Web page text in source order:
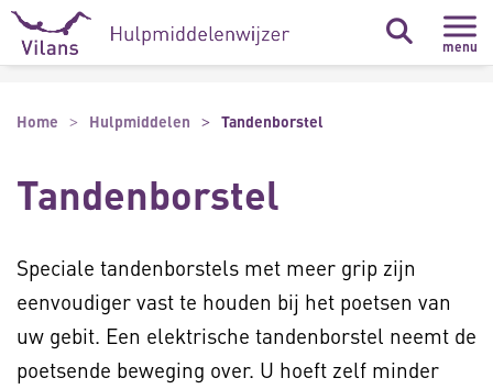
Naar hoofdinhoud
Naar footer
menu
Home Hulpmiddelen Tandenborstel
Tandenborstel
Speciale tandenborstels met meer grip zijn
eenvoudiger vast te houden bij het poetsen van
uw gebit. Een elektrische tandenborstel neemt de
poetsende beweging over. U hoeft zelf minder